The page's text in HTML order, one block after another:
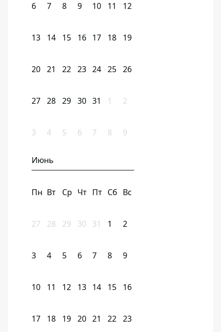
6 7 8 9 10 11 12
13 14 15 16 17 18 19
20 21 22 23 24 25 26
27 28 29 30 31 1 2
3 4 5 6 7 8 9
Июнь
Пн Вт Ср Чт Пт Сб Вс
27 28 29 30 31 1 2
3 4 5 6 7 8 9
10 11 12 13 14 15 16
17 18 19 20 21 22 23